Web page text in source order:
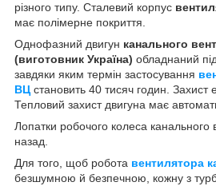
різного типу. Сталевий корпус
має полімерне покриття.
Однофазний двигун канального
(виготовник Україна) обладнаний
завдяки яким термін застосування
ВЦстановить 40 тисяч годин. Захист
Тепловий захист двигуна має
Лопатки робочого колеса канального
назад.
Для того, щоб робота вентилятора
безшумною й безпечною, кожну з